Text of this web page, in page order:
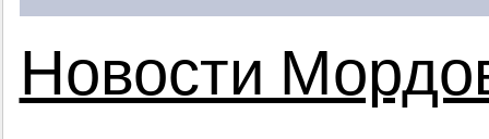
Новости